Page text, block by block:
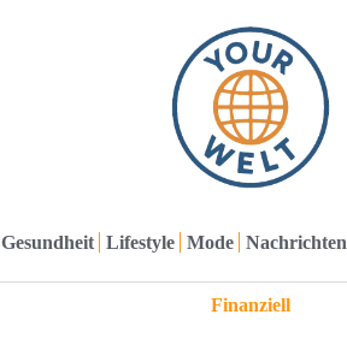
Gesundheit Lifestyle Mode Nachrichten
Finanziell